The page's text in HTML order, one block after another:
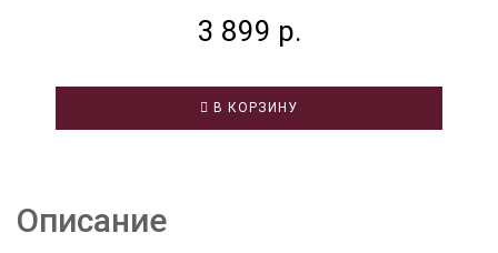
3 899 р.
В КОРЗИНУ
Описание